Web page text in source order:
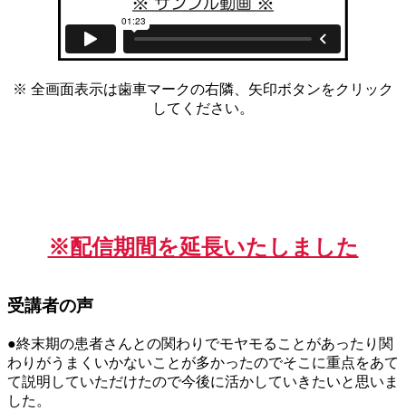
※ 全画面表示は歯車マークの右隣、矢印ボタンをクリック
してください。
※配信期間を延長いたしました
受講者の声
●終末期の患者さんとの関わりでモヤモることがあったり関
わりがうまくいかないことが多かったのでそこに重点をあて
て説明していただけたので今後に活かしていきたいと思いま
した。